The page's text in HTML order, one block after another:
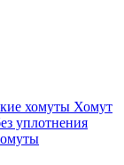
хомуты Хомут
уплотнения